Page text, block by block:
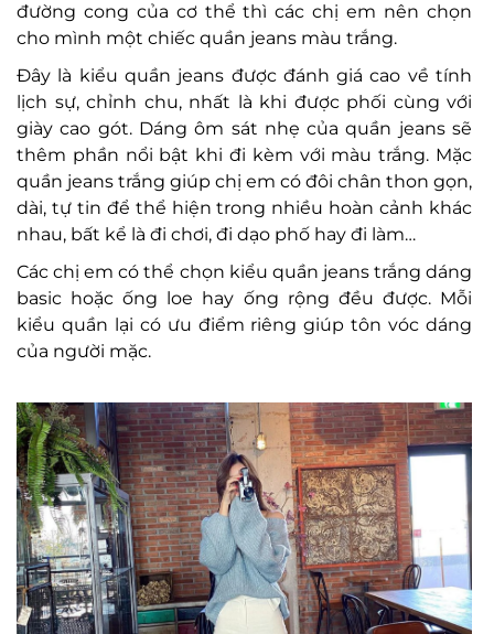
đường cong của cơ thể thì các chị em nên chọn
cho mình một chiếc quần jeans màu trắng.
Đây là kiểu quần jeans được đánh giá cao về tính
lịch sự, chỉnh chu, nhất là khi được phối cùng với
giày cao gót. Dáng ôm sát nhẹ của quần jeans sẽ
thêm phần nổi bật khi đi kèm với màu trắng. Mặc
quần jeans trắng giúp chị em có đôi chân thon gọn,
dài, tự tin để thể hiện trong nhiều hoàn cảnh khác
nhau, bất kể là đi chơi, đi dạo phố hay đi làm…
Các chị em có thể chọn kiểu quần jeans trắng dáng
basic hoặc ống loe hay ống rộng đều được. Mỗi
kiểu quần lại có ưu điểm riêng giúp tôn vóc dáng
của người mặc.